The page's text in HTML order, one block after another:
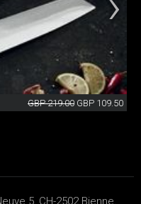
GBP 219.00 GBP 109.50
5, CH-2502 Bienne,